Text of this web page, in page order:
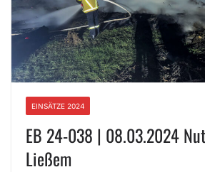
EINSÄTZE 2024
EB 24-038 | 08.03.2024
Ließem